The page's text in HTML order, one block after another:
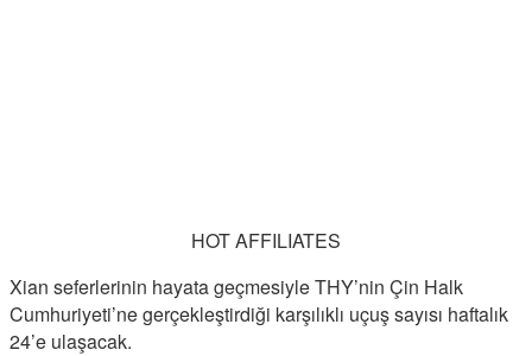
HOT AFFILIATES
Xian seferlerinin hayata geçmesiyle THY’nin Çin Halk
Cumhuriyeti’ne gerçekleştirdiği karşılıklı uçuş sayısı haftalık
24’e ulaşacak.